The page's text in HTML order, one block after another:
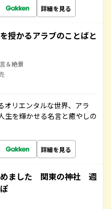
詳細を見る
授かるアラブのことばと
＆絶景
オリエンタルな世界、アラ
生を輝かせる名言と癒やしの
詳細を見る
めました 関東の神社 週